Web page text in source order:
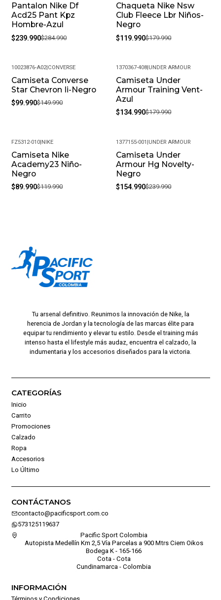
-16%
Pantalon Nike Df
Acd25 Pant Kpz
Hombre-Azul
$239.990$284.990
-33%
Chaqueta Nike Nsw
Club Fleece Lbr Niños-
Negro
$119.990$179.990
-33%
10023876-A02| CONVERSE
Camiseta Converse
Star Chevron Ii-Negro
$99.990$149.990
-25%
1370367-408 UNDER ARMOUR
Camiseta Under
Armour Training Vent-
Azul
$134.990$179.990
-25%
FZ5312-010| NIKE
Camiseta Nike
Academy23 Niño-
Negro
$89.990$119.990
-35%
1377155-001 UNDER ARMOUR
Camiseta Under
Armour Hg Novelty-
Negro
$154.990$239.990
Tu arsenal definitivo. Reunimos la innovación de Nike, la
herencia de Jordan y la tecnología de las marcas élite para
equipar tu rendimiento y elevar tu estilo. Desde el training más
intenso hasta el lifestyle más audaz, encuentra el calzado, la
indumentaria y los accesorios diseñados para la victoria.
CATEGORÍAS
Inicio
Carrito
Promociones
Calzado
Ropa
Accesorios
Lo Último
CONTÁCTANOS
contacto@pacificsport.com.co
573125119637
Pacific Sport Colombia
Autopista Medellín Km 2,5 Vía Parcelas a 900 Mtrs Ciem Oikos
Bodega K - 165-166
Cota - Cota
Cundinamarca - Colombia
INFORMACIÓN